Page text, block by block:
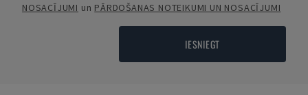
NOSACĪJUMI un PĀRDOŠANAS NOTEIKUMI UN NOSACĪJUMI
IESNIEGT